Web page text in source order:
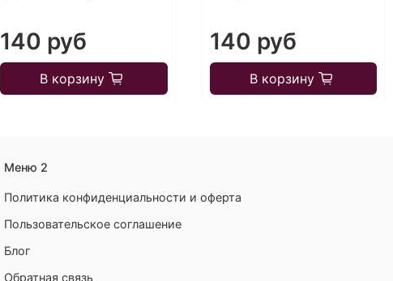
140 руб
В корзину
140 руб
В корзину
Меню 2
Политика конфиденциальности и оферта
Пользовательское соглашение
Блог
Обратная связь